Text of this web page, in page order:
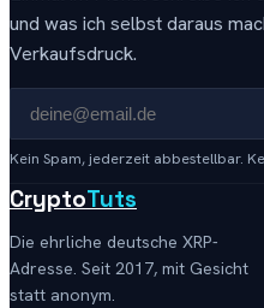
und was ich selbst daraus
Verkaufsdruck.
Kein Spam, jederzeit abbestellbar.
CryptoTuts
Die ehrliche deutsche XRP-
Adresse. Seit 2017, mit Gesicht
statt anonym.